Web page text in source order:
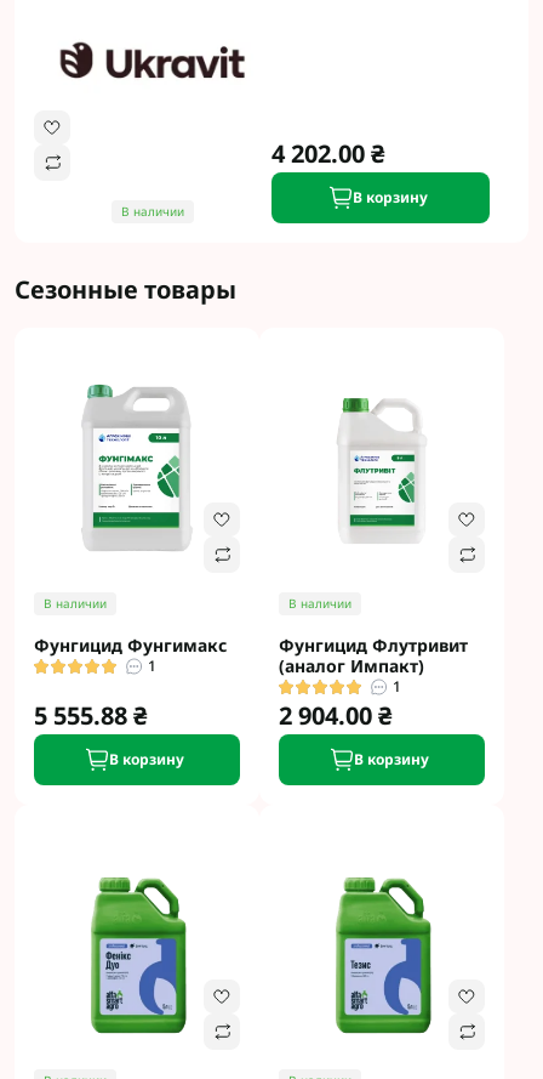
В наличии
4 202.00 ₴
В корзину
Сезонные товары
В наличии
Фунгицид Фунгимакс
1
5 555.88 ₴
В корзину
В наличии
Фунгицид Флутривит
(аналог Импакт)
1
2 904.00 ₴
В корзину